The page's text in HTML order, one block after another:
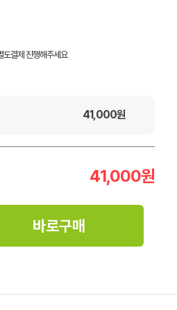
도결제 진행해주세요
41,000원
41,000원
바로구매